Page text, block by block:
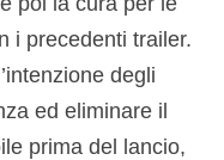
i precedenti trailer.
degli
ed eliminare il
prima del lancio,